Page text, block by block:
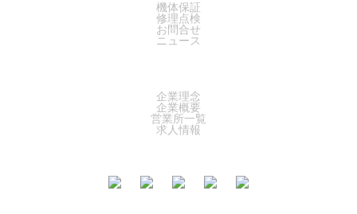
機体保証
修理点検
お問合せ
ニュース
企業理念
企業概要
営業所一覧
求人情報